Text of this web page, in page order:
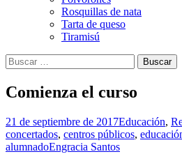
Rosquillas de nata
Tarta de queso
Tiramisú
Buscar:
Comienza el curso
21 de septiembre de 2017Educación,
concertados, centros públicos,
alumnadoEngracia Santos